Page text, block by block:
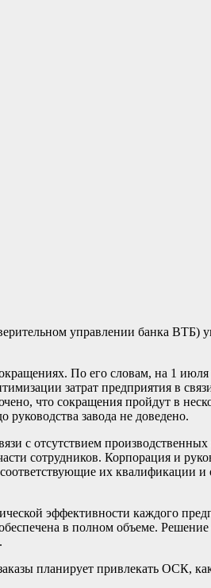
управлении банка ВТБ)
По его словам, на 1 июля
затрат предприятия в
что сокращения пройдут в
завода не доведено.
с отсутствием
сотрудников. Корпорация и
их квалификации
эффективности каждого
в полном объеме.
планирует привлекать ОСК,